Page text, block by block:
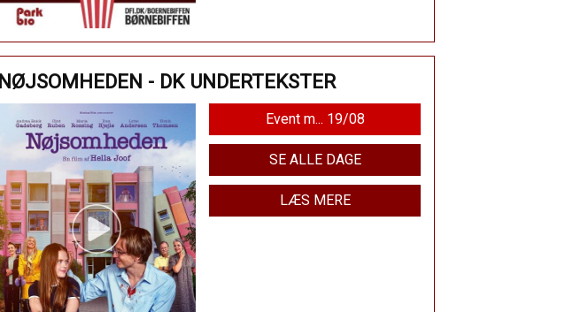
NØJSOMHEDEN - DK UNDERTEKSTER
Event m... 19/08
SE ALLE DAGE
LÆS MERE